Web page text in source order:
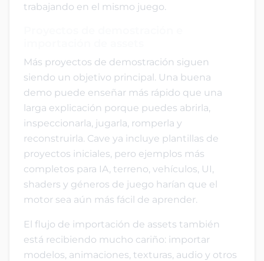
trabajando en el mismo juego.
Más proyectos de demostración siguen
siendo un objetivo principal. Una buena
demo puede enseñar más rápido que una
larga explicación porque puedes abrirla,
inspeccionarla, jugarla, romperla y
reconstruirla. Cave ya incluye plantillas de
proyectos iniciales, pero ejemplos más
completos para IA, terreno, vehículos, UI,
shaders y géneros de juego harían que el
motor sea aún más fácil de aprender.
El flujo de importación de assets también
está recibiendo mucho cariño: importar
modelos, animaciones, texturas, audio y otros